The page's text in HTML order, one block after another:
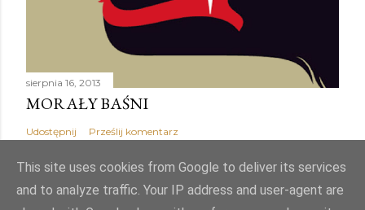
sierpnia 16, 2013
MORAŁY BAŚNI
Udostępnij Prześlij komentarz
This site uses cookies from Google to deliver its services
and to analyze traffic. Your IP address and user-agent are